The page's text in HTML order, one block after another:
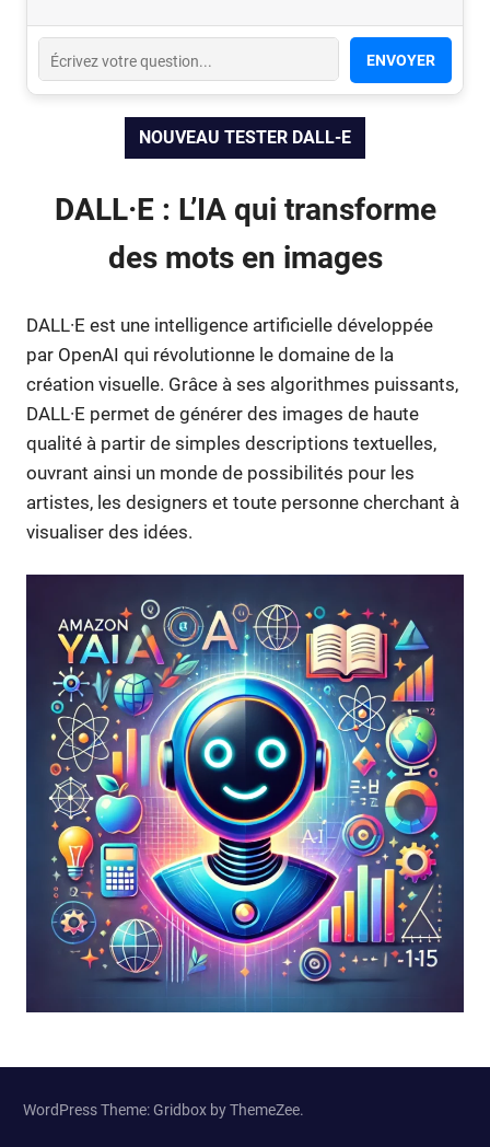
ENVOYER
NOUVEAU TESTER DALL-E
DALL·E : L’IA qui transforme
des mots en images
DALL·E est une intelligence artificielle développée
par OpenAI qui révolutionne le domaine de la
création visuelle. Grâce à ses algorithmes puissants,
DALL·E permet de générer des images de haute
qualité à partir de simples descriptions textuelles,
ouvrant ainsi un monde de possibilités pour les
artistes, les designers et toute personne cherchant à
visualiser des idées.
WordPress Theme: Gridbox by ThemeZee.